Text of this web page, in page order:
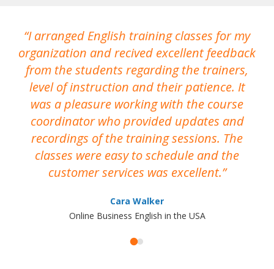
I arranged English training classes for my
organization and recived excellent feedback
from the students regarding the trainers,
level of instruction and their patience. It
was a pleasure working with the course
coordinator who provided updates and
recordings of the training sessions. The
classes were easy to schedule and the
customer services was excellent.
Cara Walker
Online Business English in the USA